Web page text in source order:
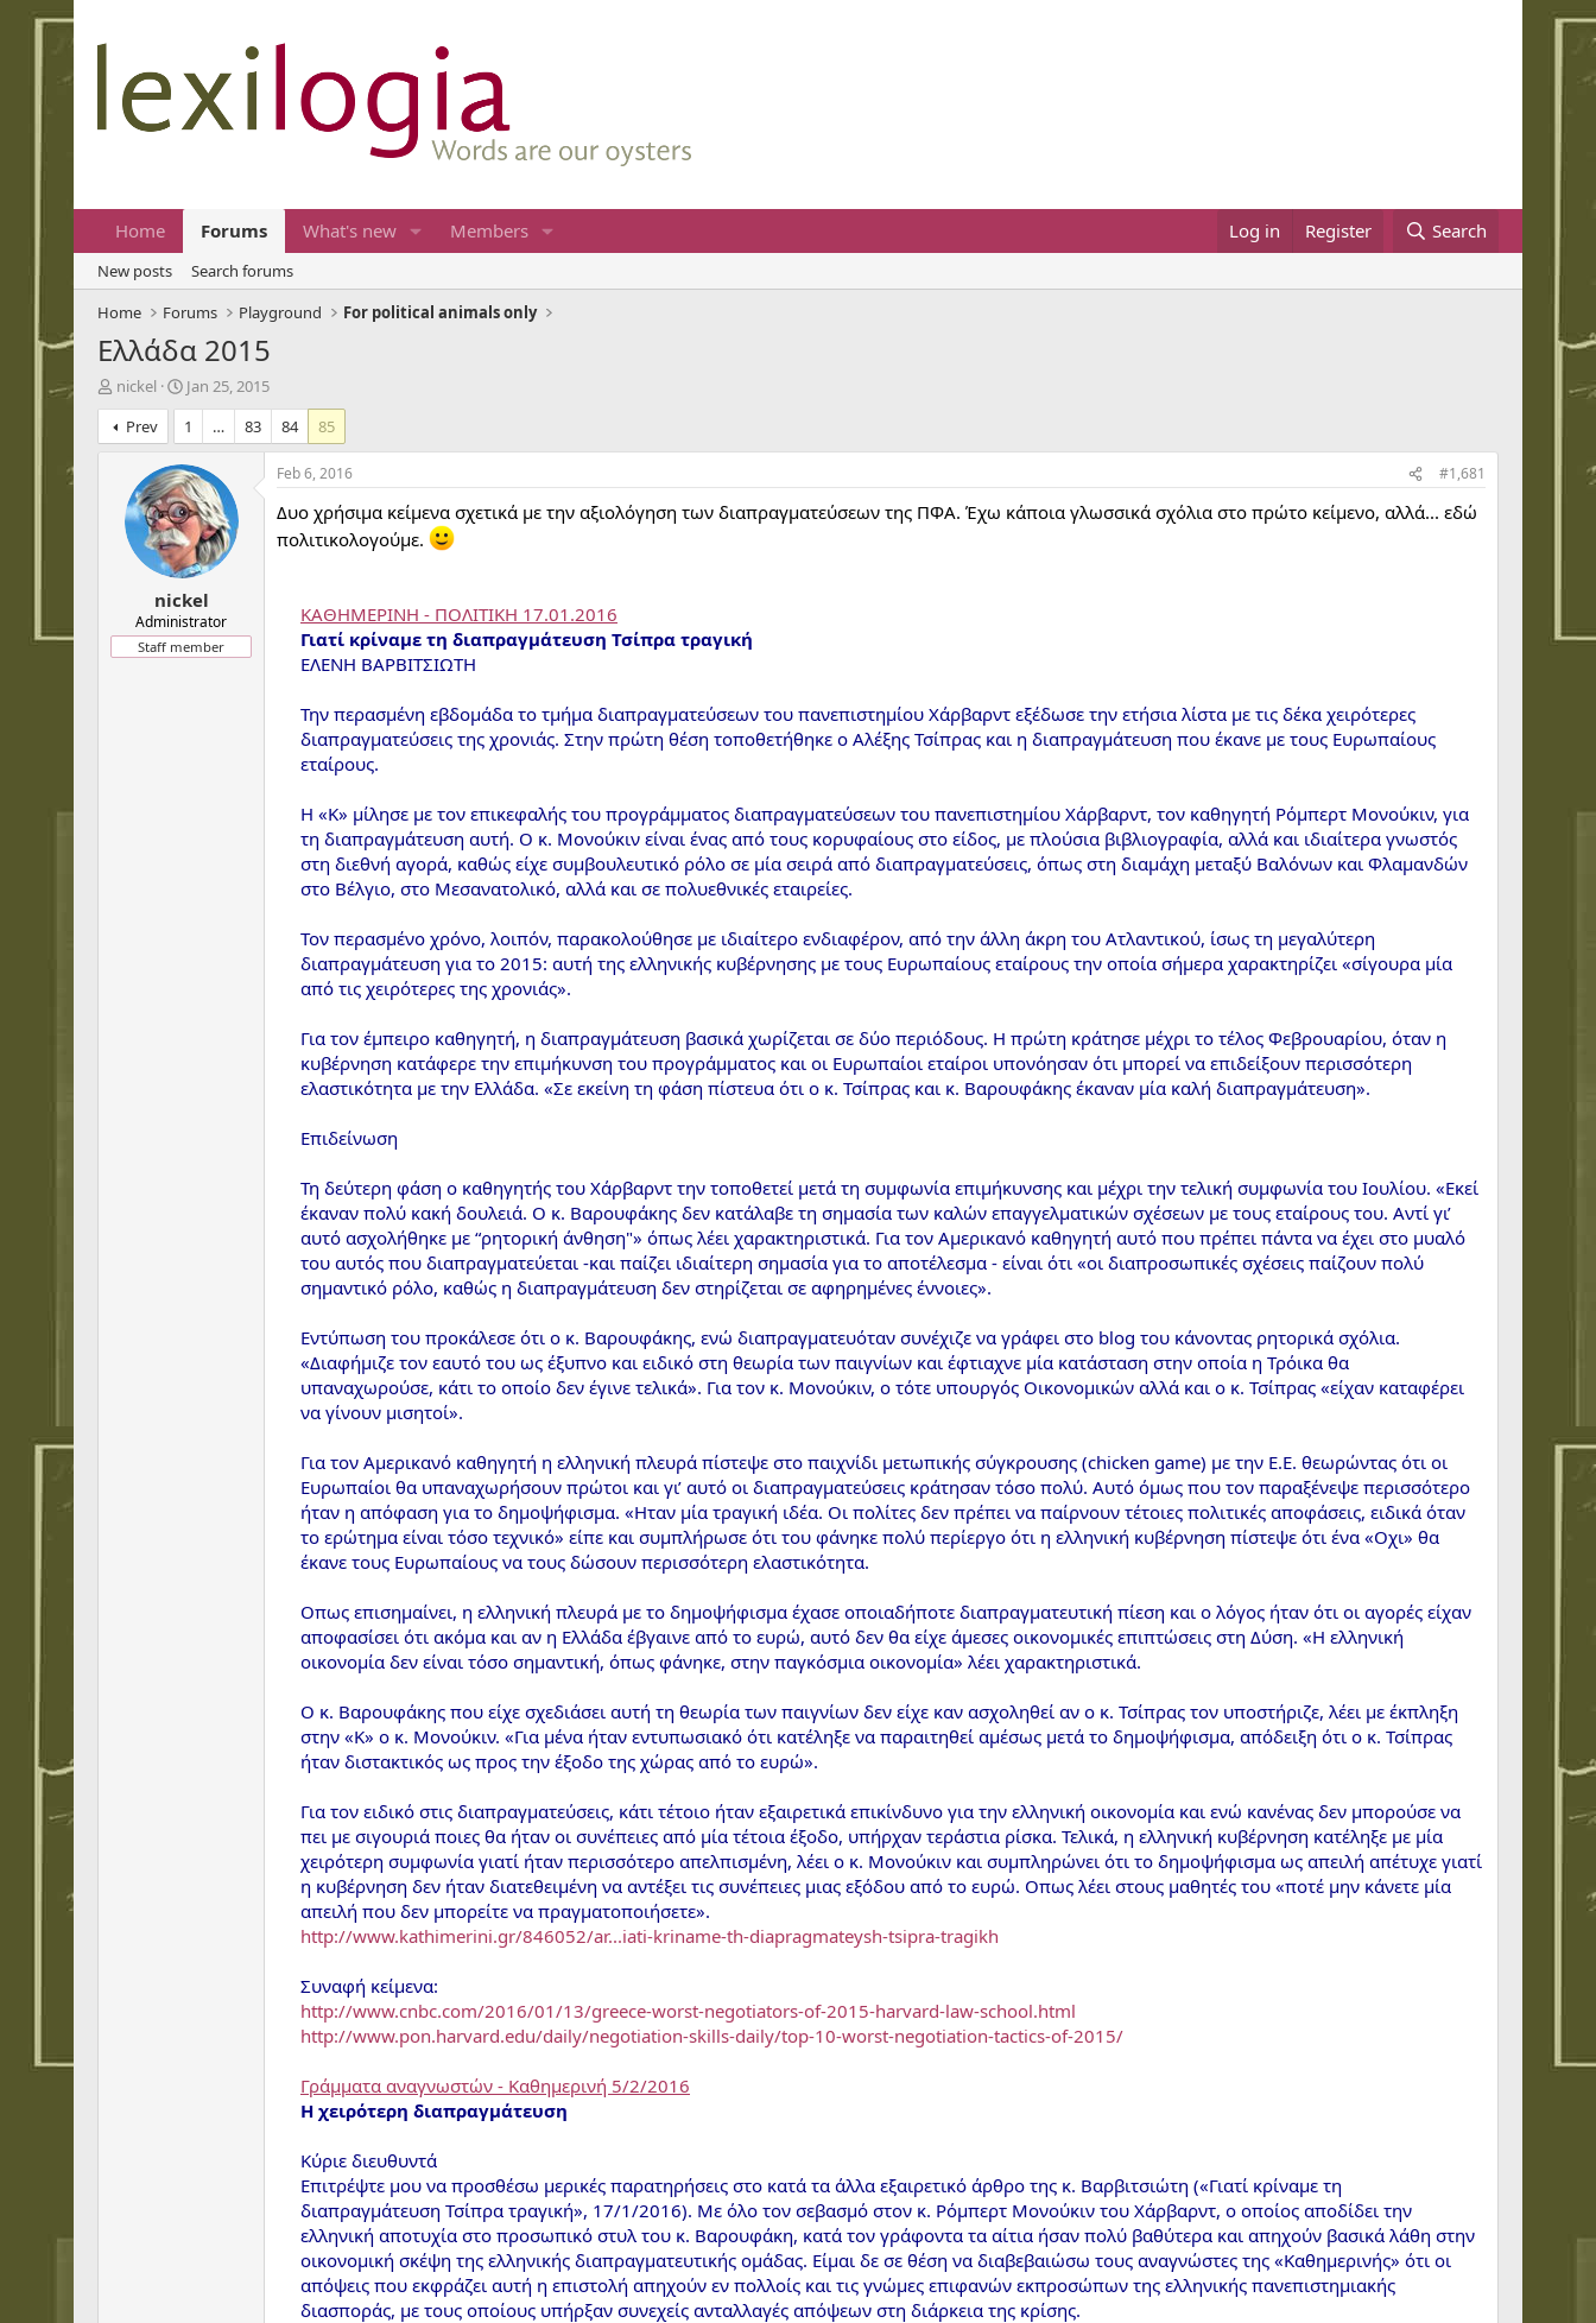
Home Forums What's new Members Log in Register Search
New posts
Search forums
Home
Forums Playground For political animals only
Ελλάδα 2015
T
h
r
e
r
nickel
S
t
a
r
t
d
a
t
e
Jan 25, 2015
Prev
1 … 83 84 85
nickel
Administrator
Staff member
Feb 6, 2016 #1,681
Δυο χρήσιμα κείμενα σχετικά με την αξιολόγηση των διαπραγματεύσεων της ΠΦΑ. Έχω κάποια γλωσσικά σχόλια στο πρώτο κείμενο, αλλά... εδώ
πολιτικολογούμε.
ΚΑΘΗΜΕΡΙΝΗ - ΠΟΛΙΤΙΚΗ 17.01.2016
Γιατί κρίναμε τη διαπραγμάτευση Τσίπρα τραγική
ΕΛΕΝΗ ΒΑΡΒΙΤΣΙΩΤΗ
Την περασμένη εβδομάδα το τμήμα διαπραγματεύσεων του πανεπιστημίου Χάρβαρντ εξέδωσε την ετήσια λίστα με τις δέκα χειρότερες
διαπραγματεύσεις της χρονιάς. Στην πρώτη θέση τοποθετήθηκε ο Αλέξης Τσίπρας και η διαπραγμάτευση που έκανε με τους Ευρωπαίους
εταίρους.
Η «Κ» μίλησε με τον επικεφαλής του προγράμματος διαπραγματεύσεων του πανεπιστημίου Χάρβαρντ, τον καθηγητή Ρόμπερτ Μονούκιν, για
τη διαπραγμάτευση αυτή. Ο κ. Μονούκιν είναι ένας από τους κορυφαίους στο είδος, με πλούσια βιβλιογραφία, αλλά και ιδιαίτερα γνωστός
στη διεθνή αγορά, καθώς είχε συμβουλευτικό ρόλο σε μία σειρά από διαπραγματεύσεις, όπως στη διαμάχη μεταξύ Βαλόνων και Φλαμανδών
στο Βέλγιο, στο Μεσανατολικό, αλλά και σε πολυεθνικές εταιρείες.
Τον περασμένο χρόνο, λοιπόν, παρακολούθησε με ιδιαίτερο ενδιαφέρον, από την άλλη άκρη του Ατλαντικού, ίσως τη μεγαλύτερη
διαπραγμάτευση για το 2015: αυτή της ελληνικής κυβέρνησης με τους Ευρωπαίους εταίρους την οποία σήμερα χαρακτηρίζει «σίγουρα μία
από τις χειρότερες της χρονιάς».
Για τον έμπειρο καθηγητή, η διαπραγμάτευση βασικά χωρίζεται σε δύο περιόδους. Η πρώτη κράτησε μέχρι το τέλος Φεβρουαρίου, όταν η
κυβέρνηση κατάφερε την επιμήκυνση του προγράμματος και οι Ευρωπαίοι εταίροι υπονόησαν ότι μπορεί να επιδείξουν περισσότερη
ελαστικότητα με την Ελλάδα. «Σε εκείνη τη φάση πίστευα ότι ο κ. Τσίπρας και κ. Βαρουφάκης έκαναν μία καλή διαπραγμάτευση».
Επιδείνωση
Τη δεύτερη φάση ο καθηγητής του Χάρβαρντ την τοποθετεί μετά τη συμφωνία επιμήκυνσης και μέχρι την τελική συμφωνία του Ιουλίου. «Εκεί
έκαναν πολύ κακή δουλειά. Ο κ. Βαρουφάκης δεν κατάλαβε τη σημασία των καλών επαγγελματικών σχέσεων με τους εταίρους του. Αντί γι’
αυτό ασχολήθηκε με “ρητορική άνθηση"» όπως λέει χαρακτηριστικά. Για τον Αμερικανό καθηγητή αυτό που πρέπει πάντα να έχει στο μυαλό
του αυτός που διαπραγματεύεται -και παίζει ιδιαίτερη σημασία για το αποτέλεσμα - είναι ότι «οι διαπροσωπικές σχέσεις παίζουν πολύ
σημαντικό ρόλο, καθώς η διαπραγμάτευση δεν στηρίζεται σε αφηρημένες έννοιες».
Εντύπωση του προκάλεσε ότι ο κ. Βαρουφάκης, ενώ διαπραγματευόταν συνέχιζε να γράφει στο blog του κάνοντας ρητορικά σχόλια.
«Διαφήμιζε τον εαυτό του ως έξυπνο και ειδικό στη θεωρία των παιγνίων και έφτιαχνε μία κατάσταση στην οποία η Τρόικα θα
υπαναχωρούσε, κάτι το οποίο δεν έγινε τελικά». Για τον κ. Μονούκιν, ο τότε υπουργός Οικονομικών αλλά και ο κ. Τσίπρας «είχαν καταφέρει
να γίνουν μισητοί».
Για τον Αμερικανό καθηγητή η ελληνική πλευρά πίστεψε στο παιχνίδι μετωπικής σύγκρουσης (chicken game) με την Ε.Ε. θεωρώντας ότι οι
Ευρωπαίοι θα υπαναχωρήσουν πρώτοι και γι’ αυτό οι διαπραγματεύσεις κράτησαν τόσο πολύ. Αυτό όμως που τον παραξένεψε περισσότερο
ήταν η απόφαση για το δημοψήφισμα. «Ηταν μία τραγική ιδέα. Οι πολίτες δεν πρέπει να παίρνουν τέτοιες πολιτικές αποφάσεις, ειδικά όταν
το ερώτημα είναι τόσο τεχνικό» είπε και συμπλήρωσε ότι του φάνηκε πολύ περίεργο ότι η ελληνική κυβέρνηση πίστεψε ότι ένα «Οχι» θα
έκανε τους Ευρωπαίους να τους δώσουν περισσότερη ελαστικότητα.
Οπως επισημαίνει, η ελληνική πλευρά με το δημοψήφισμα έχασε οποιαδήποτε διαπραγματευτική πίεση και ο λόγος ήταν ότι οι αγορές είχαν
αποφασίσει ότι ακόμα και αν η Ελλάδα έβγαινε από το ευρώ, αυτό δεν θα είχε άμεσες οικονομικές επιπτώσεις στη Δύση. «Η ελληνική
οικονομία δεν είναι τόσο σημαντική, όπως φάνηκε, στην παγκόσμια οικονομία» λέει χαρακτηριστικά.
Ο κ. Βαρουφάκης που είχε σχεδιάσει αυτή τη θεωρία των παιγνίων δεν είχε καν ασχοληθεί αν ο κ. Τσίπρας τον υποστήριζε, λέει με έκπληξη
στην «Κ» ο κ. Μονούκιν. «Για μένα ήταν εντυπωσιακό ότι κατέληξε να παραιτηθεί αμέσως μετά το δημοψήφισμα, απόδειξη ότι ο κ. Τσίπρας
ήταν διστακτικός ως προς την έξοδο της χώρας από το ευρώ».
Για τον ειδικό στις διαπραγματεύσεις, κάτι τέτοιο ήταν εξαιρετικά επικίνδυνο για την ελληνική οικονομία και ενώ κανένας δεν μπορούσε να
πει με σιγουριά ποιες θα ήταν οι συνέπειες από μία τέτοια έξοδο, υπήρχαν τεράστια ρίσκα. Τελικά, η ελληνική κυβέρνηση κατέληξε με μία
χειρότερη συμφωνία γιατί ήταν περισσότερο απελπισμένη, λέει ο κ. Μονούκιν και συμπληρώνει ότι το δημοψήφισμα ως απειλή απέτυχε γιατί
η κυβέρνηση δεν ήταν διατεθειμένη να αντέξει τις συνέπειες μιας εξόδου από το ευρώ. Οπως λέει στους μαθητές του «ποτέ μην κάνετε μία
απειλή που δεν μπορείτε να πραγματοποιήσετε».
http://www.kathimerini.gr/846052/ar...iati-kriname-th-diapragmateysh-tsipra-tragikh
Συναφή κείμενα:
http://www.cnbc.com/2016/01/13/greece-worst-negotiators-of-2015-harvard-law-school.html
http://www.pon.harvard.edu/daily/negotiation-skills-daily/top-10-worst-negotiation-tactics-of-2015/
Γράμματα αναγνωστών - Καθημερινή 5/2/2016
Η χειρότερη διαπραγμάτευση
Κύριε διευθυντά
Επιτρέψτε μου να προσθέσω μερικές παρατηρήσεις στο κατά τα άλλα εξαιρετικό άρθρο της κ. Βαρβιτσιώτη («Γιατί κρίναμε τη
διαπραγμάτευση Τσίπρα τραγική», 17/1/2016). Με όλο τον σεβασμό στον κ. Ρόμπερτ Μονούκιν του Χάρβαρντ, ο οποίος αποδίδει την
ελληνική αποτυχία στο προσωπικό στυλ του κ. Βαρουφάκη, κατά τον γράφοντα τα αίτια ήσαν πολύ βαθύτερα και απηχούν βασικά λάθη στην
οικονομική σκέψη της ελληνικής διαπραγματευτικής ομάδας. Είμαι δε σε θέση να διαβεβαιώσω τους αναγνώστες της «Καθημερινής» ότι οι
απόψεις που εκφράζει αυτή η επιστολή απηχούν εν πολλοίς και τις γνώμες επιφανών εκπροσώπων της ελληνικής πανεπιστημιακής
διασποράς, με τους οποίους υπήρξαν συνεχείς ανταλλαγές απόψεων στη διάρκεια της κρίσης.